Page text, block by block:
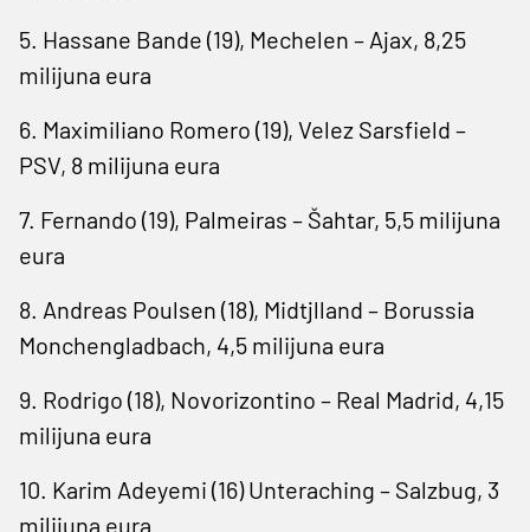
5. Hassane Bande (19), Mechelen – Ajax, 8,25
milijuna eura
6. Maximiliano Romero (19), Velez Sarsfield –
PSV, 8 milijuna eura
7. Fernando (19), Palmeiras – Šahtar, 5,5 milijuna
eura
8. Andreas Poulsen (18), Midtjlland – Borussia
Monchengladbach, 4,5 milijuna eura
9. Rodrigo (18), Novorizontino – Real Madrid, 4,15
milijuna eura
10. Karim Adeyemi (16) Unteraching – Salzbug, 3
milijuna eura